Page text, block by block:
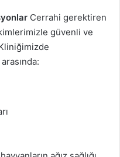
Cerrahi gerektiren
güvenli ve